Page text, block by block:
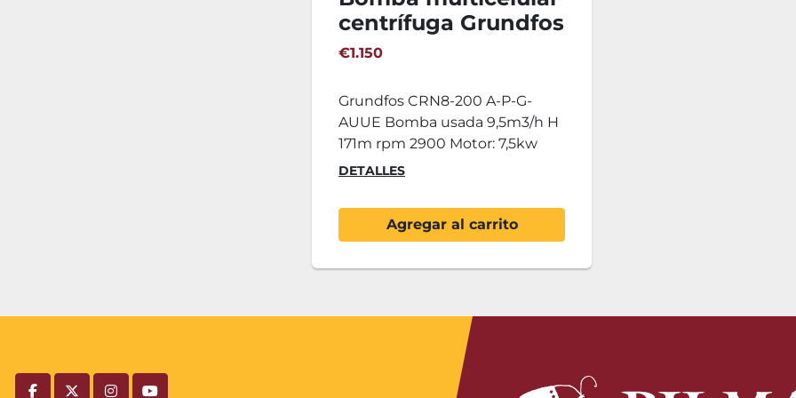
centrífuga Grundfos
CRN8-200
€1.150
Grundfos CRN8-200 A-P-G-
AUUE Bomba usada 9,5m3/h H
171m rpm 2900 Motor: 7,5kw
DETALLES
Agregar al carrito